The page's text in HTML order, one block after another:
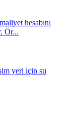
hesabını
Ör...
yeri için su